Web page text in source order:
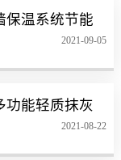
保温系统节能
2021-09-05
功能轻质抹灰
2021-08-22